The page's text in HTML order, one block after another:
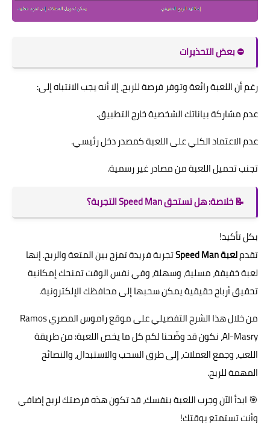
⛔ بعض التحذيرات
رغم أن اللعبة رائعة وتوفر فرصة للربح، إلا أنه يجب الانتباه إلى:
عدم مشاركة بياناتك الشخصية خارج التطبيق.
عدم الاعتماد الكلي على اللعبة كمصدر دخل رئيسي.
تجنب تحميل اللعبة من مصادر غير رسمية.
📝 خلاصة: هل تستحق Speed Man التجربة؟
بكل تأكيد!
تقدملعبة Speed Man
تجربة فريدة تمزج بين المتعة والربح. إنها
لعبة خفيفة، مسلية، وسهلة، وفي نفس الوقت تمنحك إمكانية
تحقيق أرباح حقيقية يمكن سحبها إلى محافظك الإلكترونية.
من خلال هذا الشرح التفصيلي على موقع راموس المصري Ramos
Al-Masry، نكون قد وضّحنا لكم كل ما يخص اللعبة: من طريقة
اللعب، وجمع العملات، إلى طرق السحب والاستبدال، والنصائح
المهمة للربح.
🎯 ابدأ الآن وجرب اللعبة بنفسك، قد تكون هذه فرصتك لربح إضافي
وأنت تستمتع بوقتك!